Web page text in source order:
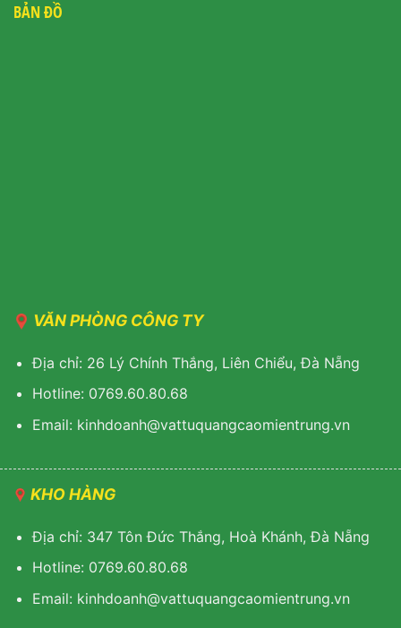
BẢN ĐỒ
VĂN PHÒNG CÔNG TY
Địa chỉ: 26 Lý Chính Thắng, Liên Chiểu, Đà Nẵng
Hotline: 0769.60.80.68
Email: kinhdoanh@vattuquangcaomientrung.vn
KHO HÀNG
Địa chỉ: 347 Tôn Đức Thắng, Hoà Khánh, Đà Nẵng
Hotline: 0769.60.80.68
Email: kinhdoanh@vattuquangcaomientrung.vn